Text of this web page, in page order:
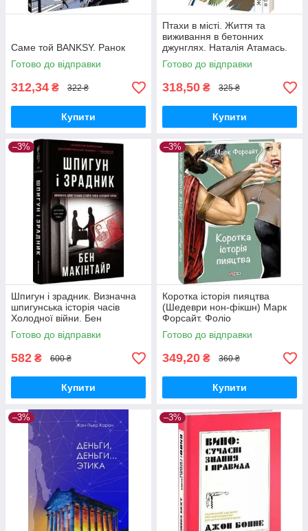
Саме той BANKSY. Ранок
Готово до відправки
312,34 ₴ 322 ₴
Купити
Птахи в місті. Життя та
виживання в бетонних
джунглях. Наталія Атамась.
Віхола
Готово до відправки
318,50 ₴ 325 ₴
Купити
–3%
Шпигун і зрадник. Визначна
шпигунська історія часів
Холодної війни. Бен
Макінтайр. #книголав
Готово до відправки
582 ₴ 600 ₴
Купити
–3%
Коротка історія пияцтва
(Шедеври нон-фікшн) Марк
Форсайт. Фоліо
Готово до відправки
349,20 ₴ 360 ₴
Купити
–3% –3%